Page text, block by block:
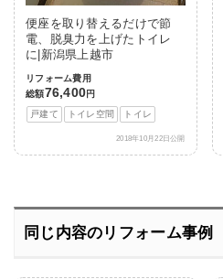
便座を取り替えるだけで節
電、脱臭力を上げたトイレ
に|新潟県上越市
リフォーム費用
総額76,400円
戸建て
トイレ空間 トイレ
2018年10月22日公開
同じ内容のリフォーム事例